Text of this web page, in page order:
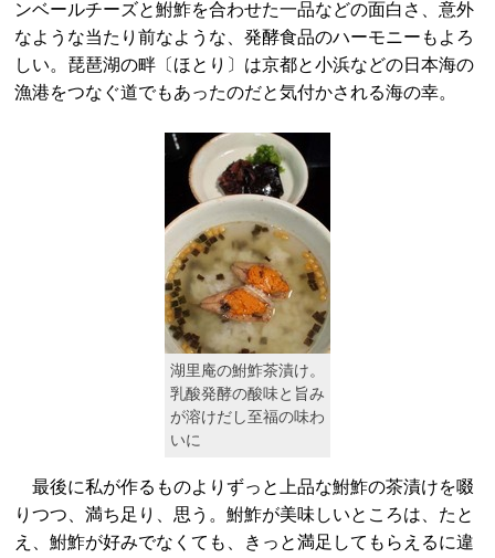
ンベールチーズと鮒鮓を合わせた一品などの面白さ、意外
なような当たり前なような、発酵食品のハーモニーもよろ
しい。琵琶湖の畔〔ほとり〕は京都と小浜などの日本海の
漁港をつなぐ道でもあったのだと気付かされる海の幸。
湖里庵の鮒鮓茶漬け。
乳酸発酵の酸味と旨み
が溶けだし至福の味わ
いに
最後に私が作るものよりずっと上品な鮒鮓の茶漬けを啜
りつつ、満ち足り、思う。鮒鮓が美味しいところは、たと
え、鮒鮓が好みでなくても、きっと満足してもらえるに違